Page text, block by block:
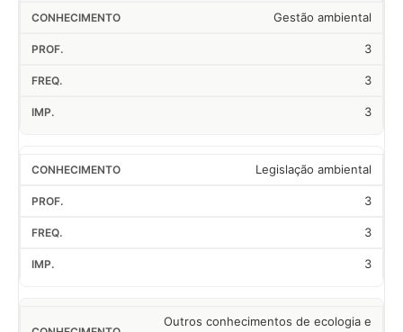
Gestão ambiental
3
3
3
Legislação ambiental
3
3
3
Outros conhecimentos de ecologia e